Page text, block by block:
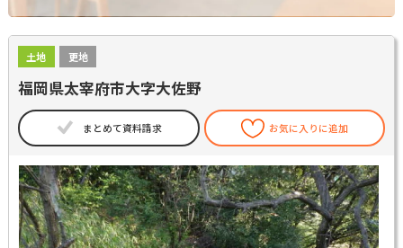
土地 更地
福岡県太宰府市大字大佐野
まとめて資料請求 お気に入りに追加